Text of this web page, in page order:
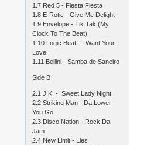
1.7 Red 5 - Fiesta Fiesta
1.8 E-Rotic - Give Me Delight
1.9 Envelope - Tik Tak (My
Clock To The Beat)
1.10 Logic Beat - I Want Your
Love
1.11 Bellini - Samba de Saneiro
Side B
2.1 J.K. - Sweet Lady Night
2.2 Striking Man - Da Lower
You Go
2.3 Disco Nation - Rock Da
Jam
2.4 New Limit - Lies